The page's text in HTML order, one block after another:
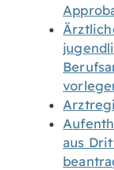
aus